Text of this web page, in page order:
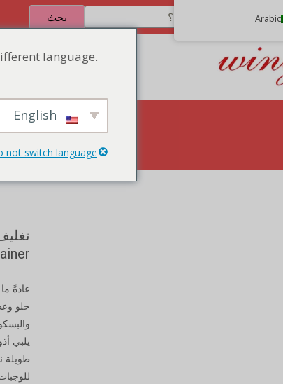
بحث
الصفحة
عادةً
حلو
يلبي
طويلة
Arabic
language.
not switch language